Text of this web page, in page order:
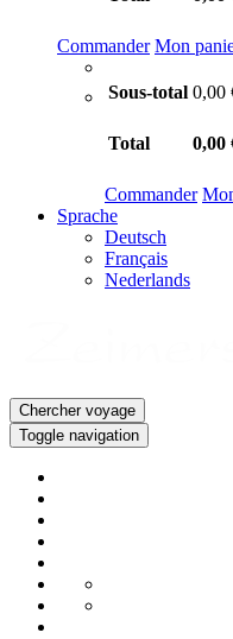
Commander Mon
Sous-total 0,00
Total 0,00
Commander
Sprache
Deutsch
Français
Nederlands
Chercher voyage
Toggle navigation